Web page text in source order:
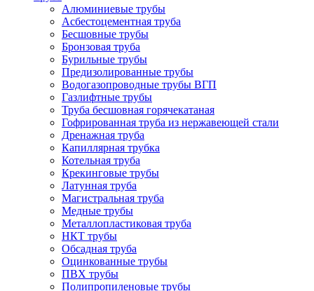
Алюминиевые трубы
Асбестоцементная труба
Бесшовные трубы
Бронзовая труба
Бурильные трубы
Предизолированные трубы
Водогазопроводные трубы ВГП
Газлифтные трубы
Труба бесшовная горячекатаная
Гофрированная труба из нержавеющей стали
Дренажная труба
Капиллярная трубка
Котельная труба
Крекинговые трубы
Латунная труба
Магистральная труба
Медные трубы
Металлопластиковая труба
НКТ трубы
Обсадная труба
Оцинкованные трубы
ПВХ трубы
Полипропиленовые трубы